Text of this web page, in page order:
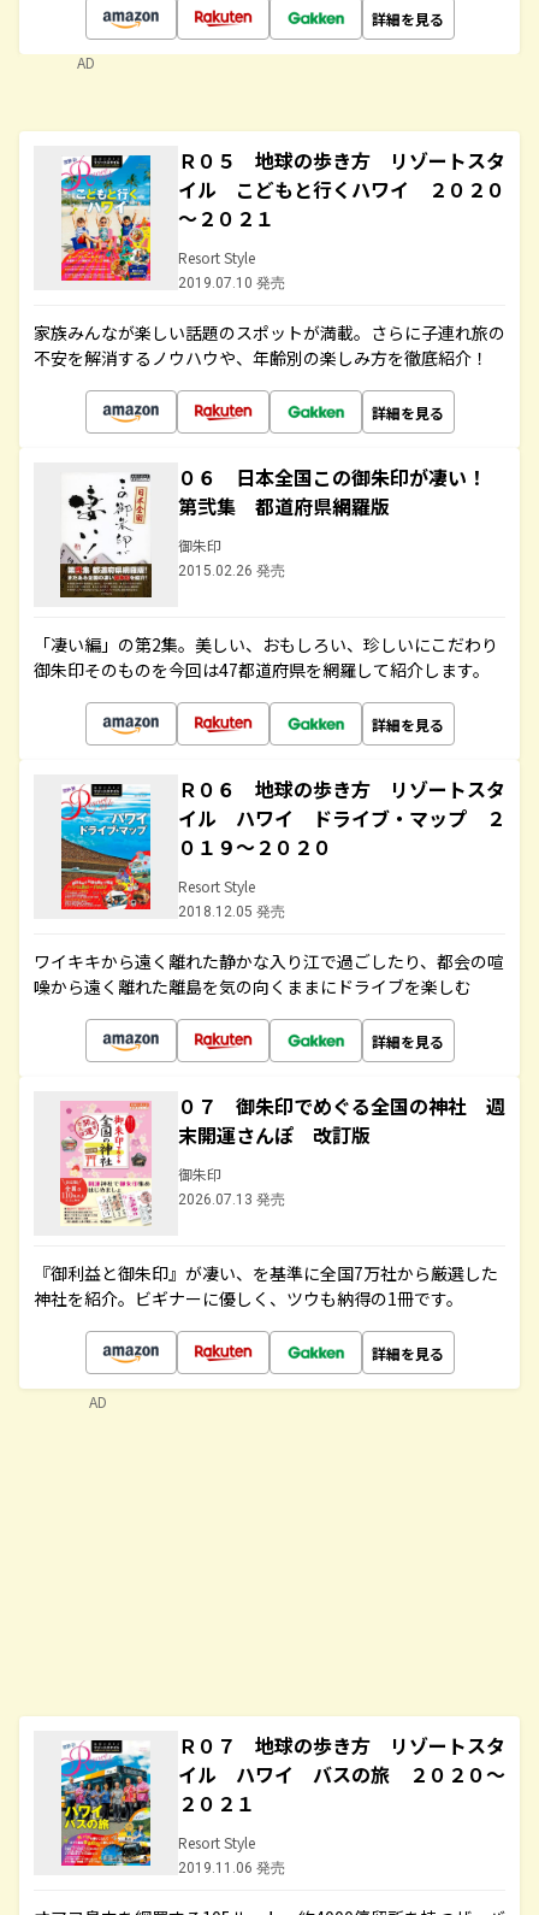
詳細を見る
AD
Ｒ０５ 地球の歩き方 リゾートスタ
イル こどもと行くハワイ ２０２０
～２０２１
Resort Style
2019.07.10 発売
家族みんなが楽しい話題のスポットが満載。さらに子連れ旅の
不安を解消するノウハウや、年齢別の楽しみ方を徹底紹介！
詳細を見る
０６ 日本全国この御朱印が凄い！
第弐集 都道府県網羅版
御朱印
2015.02.26 発売
「凄い編」の第2集。美しい、おもしろい、珍しいにこだわり
御朱印そのものを今回は47都道府県を網羅して紹介します。
詳細を見る
Ｒ０６ 地球の歩き方 リゾートスタ
イル ハワイ ドライブ・マップ ２
０１９～２０２０
Resort Style
2018.12.05 発売
ワイキキから遠く離れた静かな入り江で過ごしたり、都会の喧
噪から遠く離れた離島を気の向くままにドライブを楽しむ
詳細を見る
０７ 御朱印でめぐる全国の神社 週
末開運さんぽ 改訂版
御朱印
2026.07.13 発売
『御利益と御朱印』が凄い、を基準に全国7万社から厳選した
神社を紹介。ビギナーに優しく、ツウも納得の1冊です。
詳細を見る
Ｒ０７ 地球の歩き方 リゾートスタ
イル ハワイ バスの旅 ２０２０～
２０２１
Resort Style
2019.11.06 発売
AD